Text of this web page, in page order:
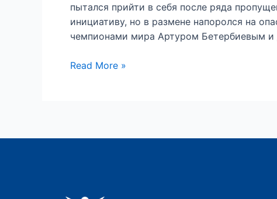
пытался прийти в себя после ряда
инициативу, но в размене напоролся на
чемпионами мира Артуром Бетербиевым
Read More »